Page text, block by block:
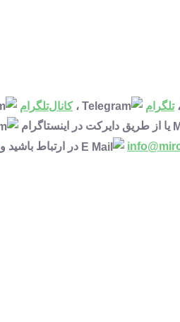
،تلگرام ،کانال‌تلگرام
یا از طریق دایرکت در اینستاگرام
در ارتباط باشید و